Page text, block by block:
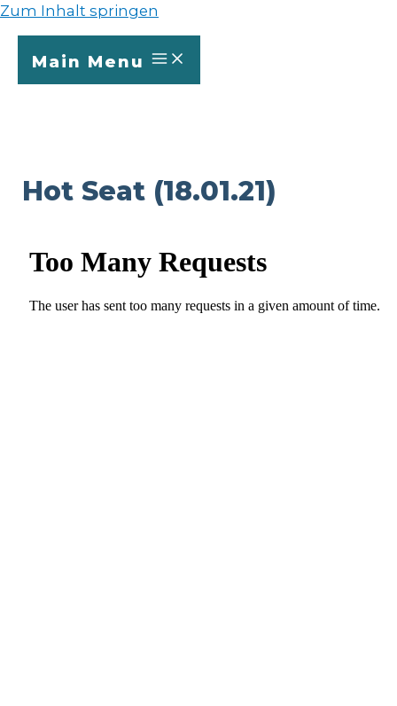
Zum Inhalt springen
Main Menu
Hot Seat (18.01.21)